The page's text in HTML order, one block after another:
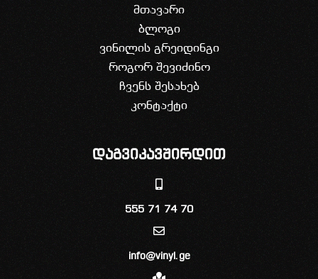
მთავარი
ბლოგი
ვინილის გრეიდინგი
როგორ შევიძინო
ჩვენს შესახებ
კონტაქტი
დაგვიკავშირდით
555 71 74 70
info@vinyl.ge